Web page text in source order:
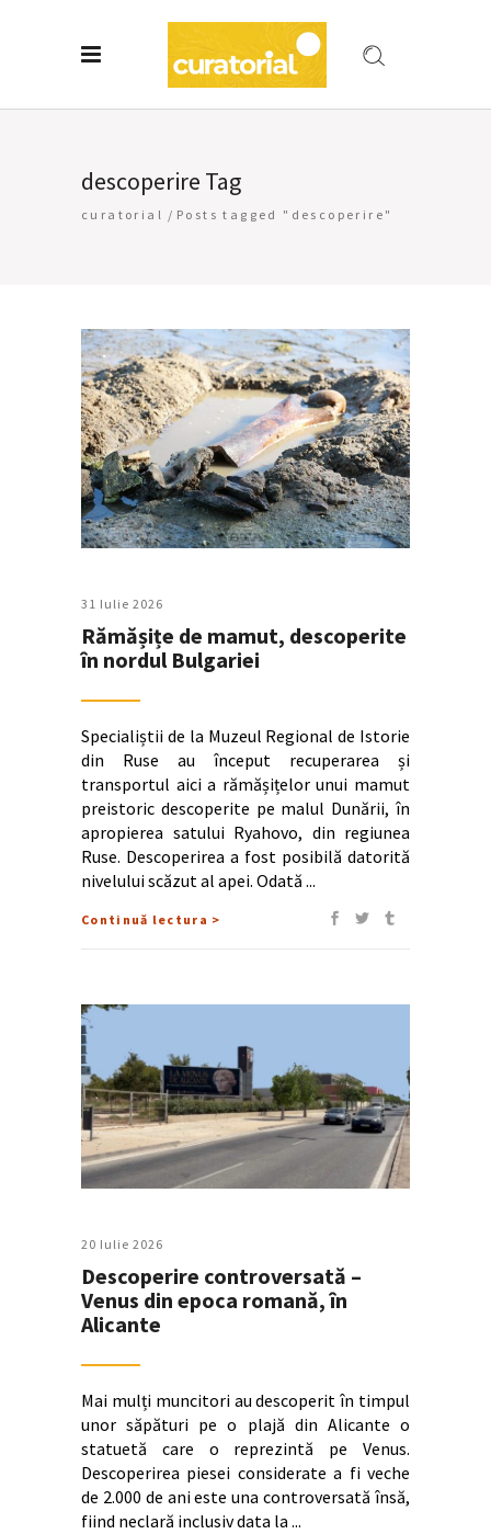
descoperire Tag
curatorial / Posts tagged "descoperire"
31 Iulie 2026
Rămășițe de mamut, descoperite
în nordul Bulgariei
Specialiștii de la Muzeul Regional de Istorie
din Ruse au început recuperarea și
transportul aici a rămășițelor unui mamut
preistoric descoperite pe malul Dunării, în
apropierea satului Ryahovo, din regiunea
Ruse. Descoperirea a fost posibilă datorită
nivelului scăzut al apei. Odată
Continuă lectura >
20 Iulie 2026
Descoperire controversată –
Venus din epoca romană, în
Alicante
Mai mulți muncitori au descoperit în timpul
unor săpături pe o plajă din Alicante o
statuetă care o reprezintă pe Venus.
Descoperirea piesei considerate a fi veche
de 2.000 de ani este una controversată însă,
fiind neclară inclusiv data la